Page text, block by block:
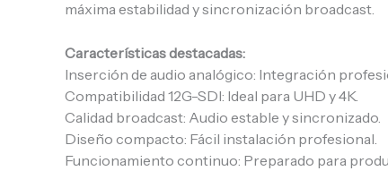
máxima estabilidad y sincronización broadcast.
Características destacadas:
Inserción de audio analógico: Integración
Compatibilidad 12G-SDI: Ideal para UHD y 4K.
Calidad broadcast: Audio estable y sincronizado.
Diseño compacto: Fácil instalación profesional.
Funcionamiento continuo: Preparado para